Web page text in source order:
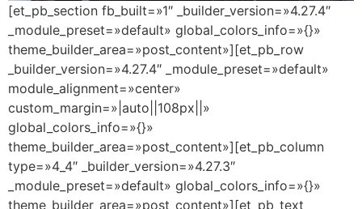
[et_pb_section fb_built=»1″ _builder_version=»4.27.4″
_module_preset=»default» global_colors_info=»{}»
theme_builder_area=»post_content»][et_pb_row
_builder_version=»4.27.4″ _module_preset=»default»
module_alignment=»center»
custom_margin=»|auto||108px||»
global_colors_info=»{}»
theme_builder_area=»post_content»][et_pb_column
type=»4_4″ _builder_version=»4.27.3″
_module_preset=»default» global_colors_info=»{}»
theme_builder_area=»post_content»][et_pb_text